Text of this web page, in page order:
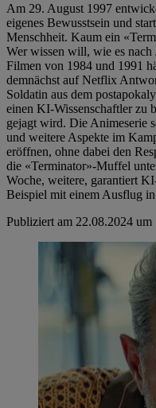
Am 29. August 1997
eigenes Bewusstsein und
Menschheit. Kaum ein
Wer wissen will, wie es nach
Filmen von 1984 und 1991
demnächst auf Netflix
Soldatin aus dem
einen KI-Wissenschaftler zu
gejagt wird. Die Animeserie
und weitere Aspekte im
eröffnen, ohne dabei den
die «Terminator»-Muffel
Woche, weitere, garantiert
Beispiel mit einem Ausflug
Publiziert am 22.08.2024